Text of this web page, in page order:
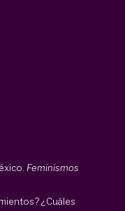
Feminismos
¿Cuáles